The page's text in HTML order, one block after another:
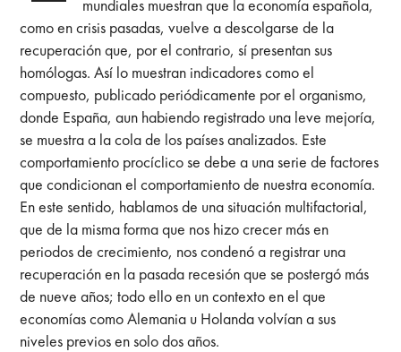
mundiales muestran que la economía española,
como en crisis pasadas, vuelve a descolgarse de la
recuperación que, por el contrario, sí presentan sus
homólogas. Así lo muestran indicadores como el
compuesto, publicado periódicamente por el organismo,
donde España, aun habiendo registrado una leve mejoría,
se muestra a la cola de los países analizados. Este
comportamiento procíclico se debe a una serie de factores
que condicionan el comportamiento de nuestra economía.
En este sentido, hablamos de una situación multifactorial,
que de la misma forma que nos hizo crecer más en
periodos de crecimiento, nos condenó a registrar una
recuperación en la pasada recesión que se postergó más
de nueve años; todo ello en un contexto en el que
economías como Alemania u Holanda volvían a sus
niveles previos en solo dos años.